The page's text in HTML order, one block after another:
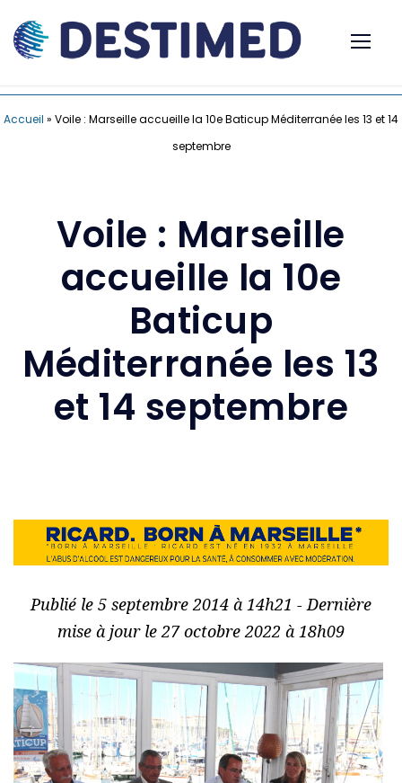
Accueil » Voile : Marseille accueille la 10e Baticup Méditerranée les 13 et 14
septembre
Voile : Marseille
accueille la 10e
Baticup
Méditerranée les 13
et 14 septembre
Publié le 5 septembre 2014 à 14h21 - Dernière
mise à jour le 27 octobre 2022 à 18h09